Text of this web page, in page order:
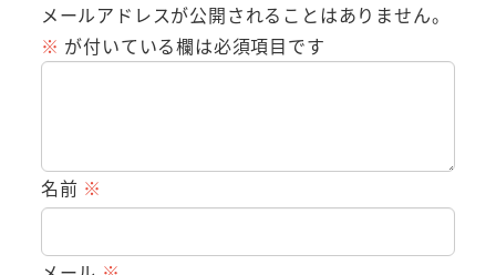
メールアドレスが公開されることはありません。
※ が付いている欄は必須項目です
名前 ※